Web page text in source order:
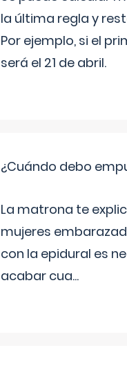
la última regla y
Por ejemplo, si el
será el 21 de abril.
¿Cuándo debo
La matrona te
mujeres
con la epidural es
acabar cua...